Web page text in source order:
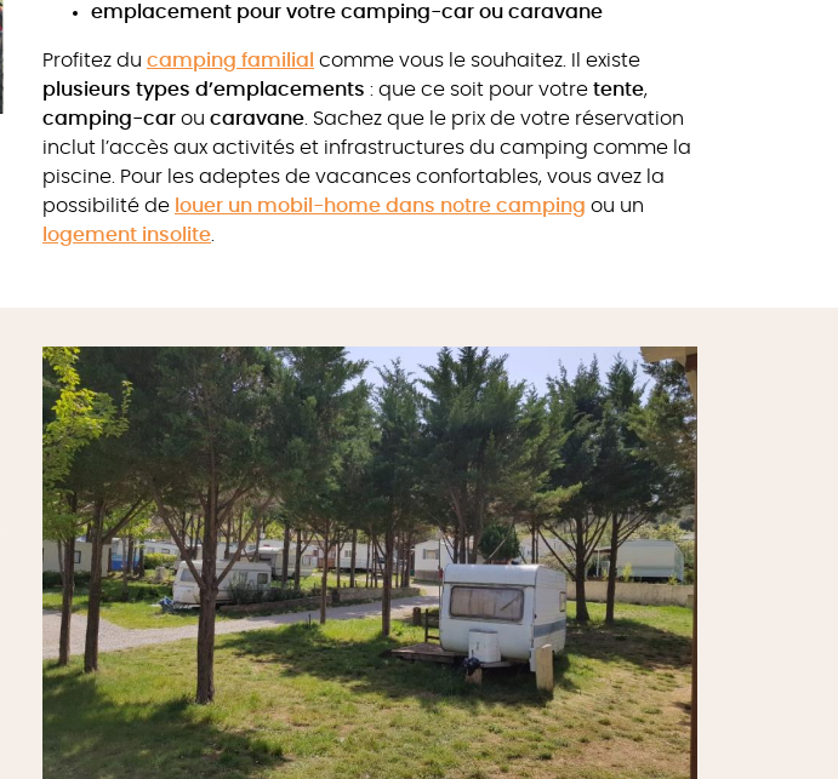
emplacement pour votre camping-car ou caravane
Profitez du camping familial comme vous le souhaitez. Il existe
plusieurs types d’emplacements : que ce soit pour votre tente,
camping-car ou caravane . Sachez que le prix de votre réservation
inclut l’accès aux activités et infrastructures du camping comme la
piscine. Pour les adeptes de vacances confortables, vous avez la
possibilité de louer un mobil-home dans notre camping ou un
logement insolite